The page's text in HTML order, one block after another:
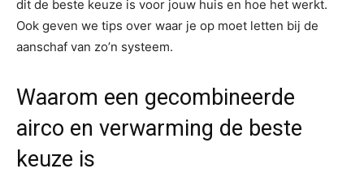
dit de beste keuze is voor jouw huis en hoe het werkt.
Ook geven we tips over waar je op moet letten bij de
aanschaf van zo’n systeem.
Waarom een gecombineerde
airco en verwarming de beste
keuze is